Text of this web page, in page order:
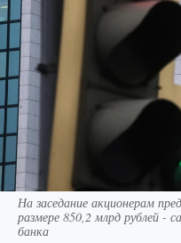
На заседание акционерам
размере 850,2 млрд рублей -
банка